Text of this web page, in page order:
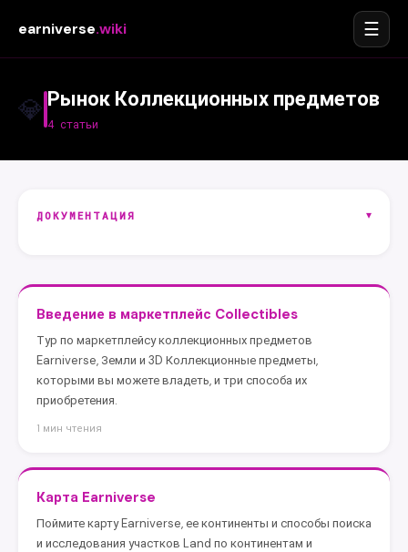
earniverse.wiki ☰
💎 Рынок Коллекционных предметов
4 статьи
ДОКУМЕНТАЦИЯ ▾
Введение в маркетплейс Collectibles
Тур по маркетплейсу коллекционных предметов
Earniverse, Земли и 3D Коллекционные предметы,
которыми вы можете владеть, и три способа их
приобретения.
1 мин чтения
Карта Earniverse
Поймите карту Earniverse, ее континенты и способы поиска
и исследования участков Land по континентам и